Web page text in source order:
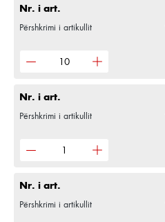
Nr. i art.
Përshkrimi i artikullit
Nr. i art.
Përshkrimi i artikullit
Nr. i art.
Përshkrimi i artikullit